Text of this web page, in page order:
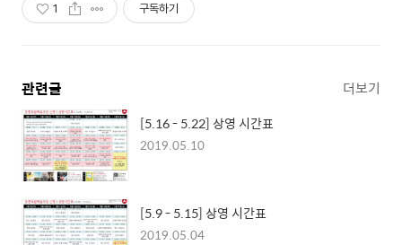
1 구독하기
관련글 더보기
[5.16 - 5.22] 상영 시간표
2019.05.10
[5.9 - 5.15] 상영 시간표
2019.05.04